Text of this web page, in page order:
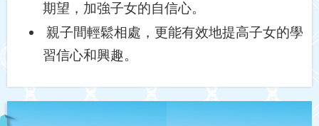
期望，加強子女的自信心。
親子間輕鬆相處，更能有效地提高子女的學
習信心和興趣。